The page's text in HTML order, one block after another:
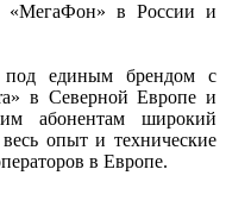
«МегаФон» в России и
единым брендом с
в Северной Европе и
абонентам широкий
опыт и технические
в Европе.